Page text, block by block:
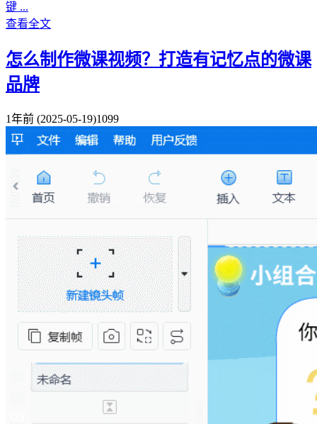
键 ...
查看全文
怎么制作微课视频？打造有记忆点的微课
品牌
1年前 (2025-05-19)1099